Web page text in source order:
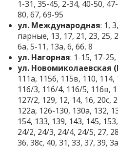
1-31, 35-45, 2-34, 40-50,
80, 67, 69-95
ул. Международная: 1,
парные, 13, 17, 21, 23, 25,
6а, 5-11, 13а, 6, 6б, 8
ул. Нагорная: 1-15, 17-
ул. Новомиколаевская
111а, 115б, 115в, 110,
116/3, 116/4, 116/5, 116в,
127/2, 129, 12, 14, 16, 20с,
122а, 126-130, 130а, 132,
154, 133, 139, 143, 145,
24/2, 24/3, 24/4, 24/5, 27,
36, 38с, 40, 31, 33, 37, 39,